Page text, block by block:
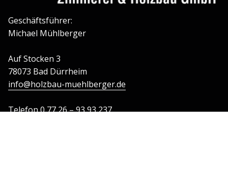
Geschäftsführer:
Michael Mühlberger
Auf Stocken 3
78073 Bad Dürrheim
info@holzbau-muehlberger.de
Telefon0 77 26 – 93 93 237